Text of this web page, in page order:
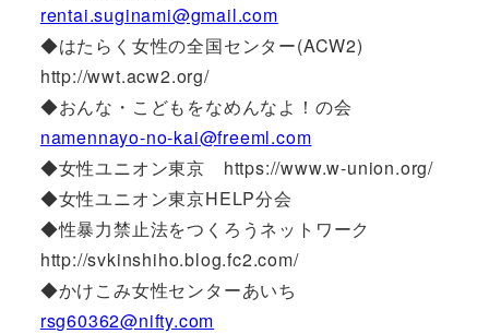
rentai.suginami@gmail.com
◆はたらく女性の全国センター(ACW2)
http://wwt.acw2.org/
◆おんな・こどもをなめんなよ！の会
namennayo-no-kai@freeml.com
◆女性ユニオン東京 https://www.w-union.org/
◆女性ユニオン東京HELP分会
◆性暴力禁止法をつくろうネットワーク
http://svkinshiho.blog.fc2.com/
◆かけこみ女性センターあいち
rsg60362@nifty.com